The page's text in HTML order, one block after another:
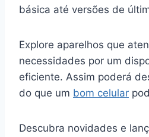
básica até versões de
Explore aparelhos que
necessidades por um
eficiente. Assim poderá
do que um bom celular
Descubra novidades e